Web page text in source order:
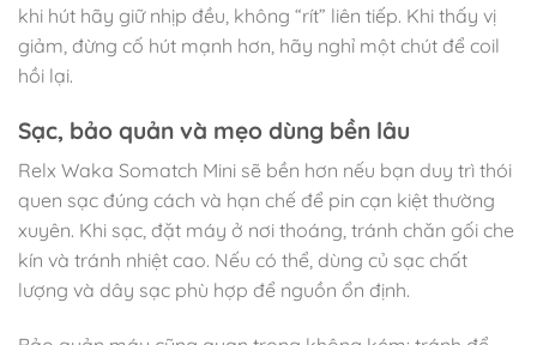
khi hút hãy giữ nhịp đều, không “rít” liên tiếp. Khi thấy vị
giảm, đừng cố hút mạnh hơn, hãy nghỉ một chút để coil
hồi lại.
Sạc, bảo quản và mẹo dùng bền lâu
Relx Waka Somatch Mini sẽ bền hơn nếu bạn duy trì thói
quen sạc đúng cách và hạn chế để pin cạn kiệt thường
xuyên. Khi sạc, đặt máy ở nơi thoáng, tránh chăn gối che
kín và tránh nhiệt cao. Nếu có thể, dùng củ sạc chất
lượng và dây sạc phù hợp để nguồn ổn định.